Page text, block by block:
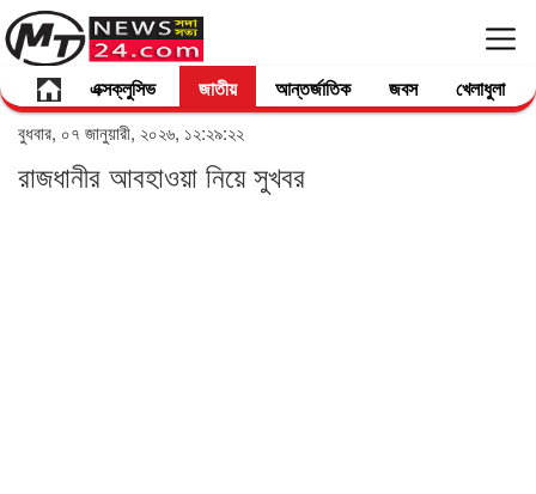
এক্সক্লুসিভ জাতীয় আন্তর্জাতিক জবস খেলাধুলা
বুধবার, ০৭ জানুয়ারী, ২০২৬, ১২:২৯:২২
রাজধানীর আবহাওয়া নিয়ে সুখবর